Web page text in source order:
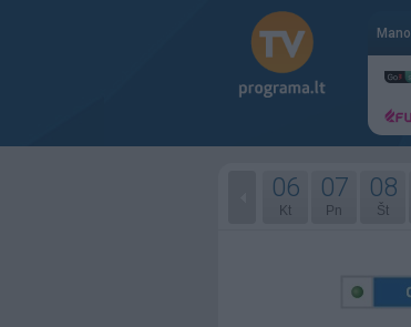
Mano
06
Kt
07
Pn
08
Št